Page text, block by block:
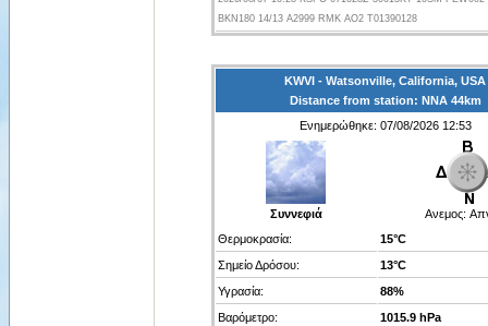
BKN180 14/13 A2999 RMK AO2 T01390128
KWVI - Watsonville, California, USA
Distance from station: ΝΝΑ 44km
Ενημερώθηκε: 07/08/2026 12:53
Συννεφιά Ανεμος:
Θερμοκρασία:
15°C
Σημείο Δρόσου:
13°C
Υγρασία:
88%
Βαρόμετρο:
1015.9 hPa